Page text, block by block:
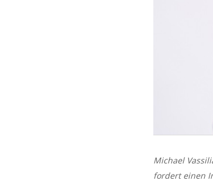
Michael
fordert einen